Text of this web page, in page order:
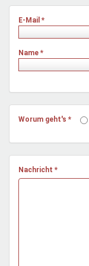
Jugendnetz
Freizeit & Reisen
Mentoren & Projekte
Demokratie & Beteiligung
Vor Ort
E-Mail *
Name *
Worum geht's *
Nachricht *